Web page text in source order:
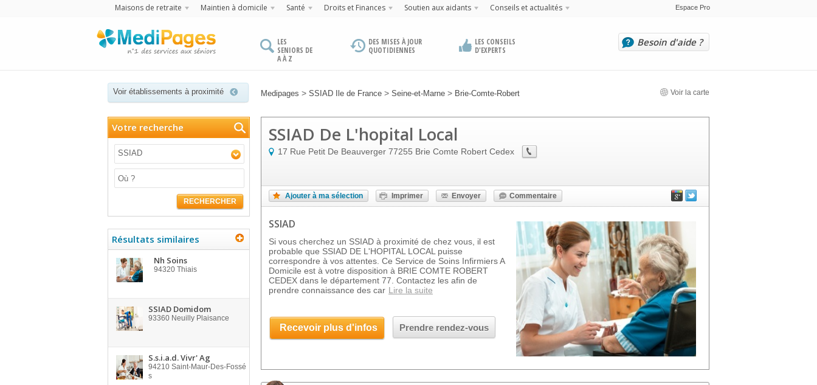
Maisons de retraite Maintien à domicile Santé Droits et Finances Soutien aux aidants Conseils et actualités Espace Pro
LES
SENIORS DE
A À Z
DES MISES À JOUR
QUOTIDIENNES
LES CONSEILS
D'EXPERTS
Besoin d'aide ?
Voir établissements à proximité Medipages > SSIAD Ile de France > Seine-et-Marne > Brie-Comte-Robert Voir la carte
Votre recherche
SSIAD
RECHERCHER
Résultats similaires
Nh Soins
94320 Thiais
SSIAD Domidom
93360 Neuilly Plaisance
S.s.i.a.d. Vivr' Ag
94210 Saint-Maur-Des-Fossé
s
SSIAD De L'hopital Local
17 Rue Petit De Beauverger 77255 Brie Comte Robert Cedex
Ajouter à ma sélection Imprimer Envoyer Commentaire
SSIAD
Si vous cherchez un SSIAD à proximité de chez vous, il est
probable que SSIAD DE L'HOPITAL LOCAL puisse
correspondre à vos attentes. Ce Service de Soins Infirmiers A
Domicile est à votre disposition à BRIE COMTE ROBERT
CEDEX dans le département 77. Contactez les afin de
prendre connaissance des car Lire la suite
Recevoir plus d'infos Prendre rendez-vous